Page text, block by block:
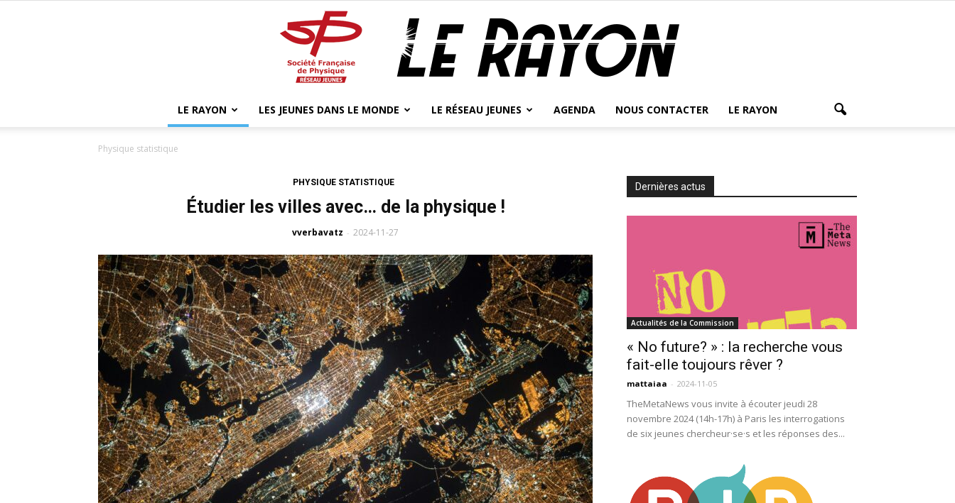
LE RAYON LES JEUNES DANS LE MONDE LE RÉSEAU JEUNES AGENDA NOUS CONTACTER LE RAYON
Physique statistique
PHYSIQUE STATISTIQUE
Étudier les villes avec… de la physique !
vverbavatz - 2024-11-27
Dernières actus
Actualités de la Commission
« No future? » : la recherche vous
fait-elle toujours rêver ?
mattaiaa - 2024-11-05
TheMetaNews vous invite à écouter jeudi 28
novembre 2024 (14h-17h) à Paris les interrogations
de six jeunes chercheur·se·s et les réponses des...